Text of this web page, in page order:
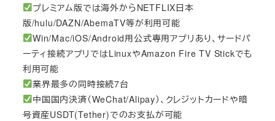
プレミアム版では海外からNETFLIX日本
版/hulu/DAZN/AbemaTV等が利用可能
Win/Mac/iOS/Android用公式専用アプリあり、サードパ
ーティ接続アプリではLinuxやAmazon Fire TV Stickでも
利用可能
業界最多の同時接続7台
中国国内決済（WeChat/Alipay）、クレジットカードや暗
号資産USDT(Tether)でのお支払が可能